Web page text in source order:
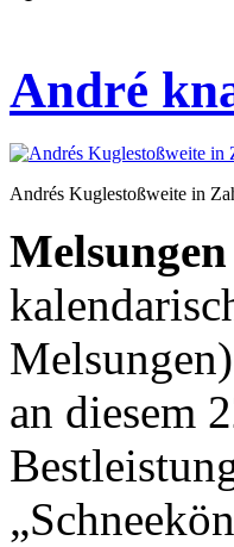
André
Andrés Kuglestoßweite in
an diesem